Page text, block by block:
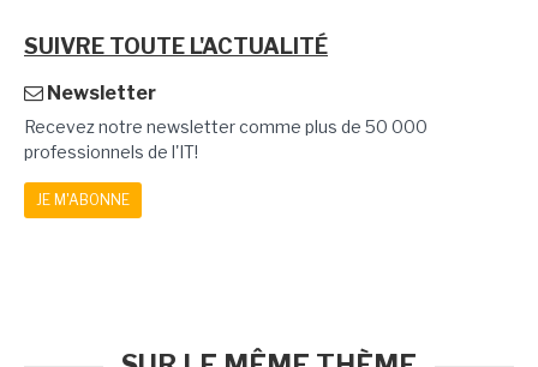
SUIVRE TOUTE L'ACTUALITÉ
Newsletter
Recevez notre newsletter comme plus de 50 000
professionnels de l'IT!
JE M'ABONNE